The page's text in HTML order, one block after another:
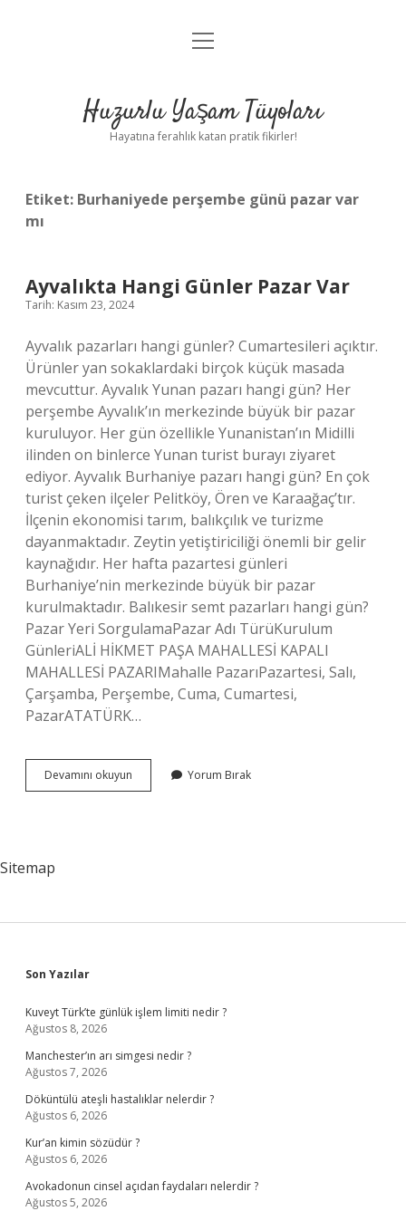
Anasayfa
Yasal Uyarı
menüyü
Huzurlu Yaşam Tüyoları
Hayatına ferahlık katan pratik fikirler!
Etiket: Burhaniyede perşembe günü pazar var
mı
Ayvalıkta Hangi Günler Pazar Var
Tarih: Kasım 23, 2024
Ayvalık pazarları hangi günler? Cumartesileri açıktır.
Ürünler yan sokaklardaki birçok küçük masada
mevcuttur. Ayvalık Yunan pazarı hangi gün? Her
perşembe Ayvalık’ın merkezinde büyük bir pazar
kuruluyor. Her gün özellikle Yunanistan’ın Midilli
ilinden on binlerce Yunan turist burayı ziyaret
ediyor. Ayvalık Burhaniye pazarı hangi gün? En çok
turist çeken ilçeler Pelitköy, Ören ve Karaağaç’tır.
İlçenin ekonomisi tarım, balıkçılık ve turizme
dayanmaktadır. Zeytin yetiştiriciliği önemli bir gelir
kaynağıdır. Her hafta pazartesi günleri
Burhaniye’nin merkezinde büyük bir pazar
kurulmaktadır. Balıkesir semt pazarları hangi gün?
Pazar Yeri SorgulamaPazar Adı TürüKurulum
GünleriALİ HİKMET PAŞA MAHALLESİ KAPALI
MAHALLESİ PAZARIMahalle PazarıPazartesi, Salı,
Çarşamba, Perşembe, Cuma, Cumartesi,
PazarATATÜRK…
Devamını okuyun Ayvalıkta
Hangi
Yorum Bırak
Sitemap
Sidebar
Son Yazılar
Kuveyt Türk’te günlük işlem limiti nedir ?
Ağustos 8, 2026
Manchester’ın arı simgesi nedir ?
Ağustos 7, 2026
Döküntülü ateşli hastalıklar nelerdir ?
Ağustos 6, 2026
Kur’an kimin sözüdür ?
Ağustos 6, 2026
Avokadonun cinsel açıdan faydaları nelerdir ?
Ağustos 5, 2026